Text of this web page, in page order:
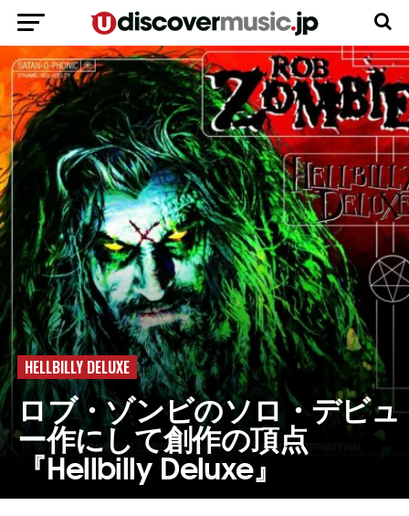
HELLBILLY DELUXE
ロブ・ゾンビのソロ・デビュ
ー作にして創作の頂点
『Hellbilly Deluxe』